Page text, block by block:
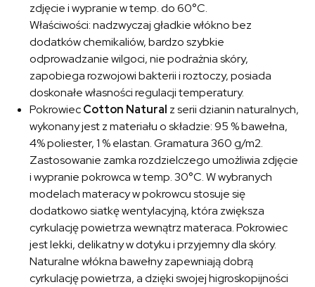
zdjęcie i wypranie w temp. do 60°C.
Właściwości: nadzwyczaj gładkie włókno bez
dodatków chemikaliów, bardzo szybkie
odprowadzanie wilgoci, nie podrażnia skóry,
zapobiega rozwojowi bakterii i roztoczy, posiada
doskonałe własności regulacji temperatury.
PokrowiecCotton Natural z serii dzianin naturalnych,
wykonany jest z materiału o składzie: 95 % bawełna,
4% poliester, 1 % elastan. Gramatura 360 g/m2.
Zastosowanie zamka rozdzielczego umożliwia zdjęcie
i wypranie pokrowca w temp. 30°C. W wybranych
modelach materacy w pokrowcu stosuje się
dodatkowo siatkę wentylacyjną, która zwiększa
cyrkulację powietrza wewnątrz materaca. Pokrowiec
jest lekki, delikatny w dotyku i przyjemny dla skóry.
Naturalne włókna bawełny zapewniają dobrą
cyrkulację powietrza, a dzięki swojej higroskopijności